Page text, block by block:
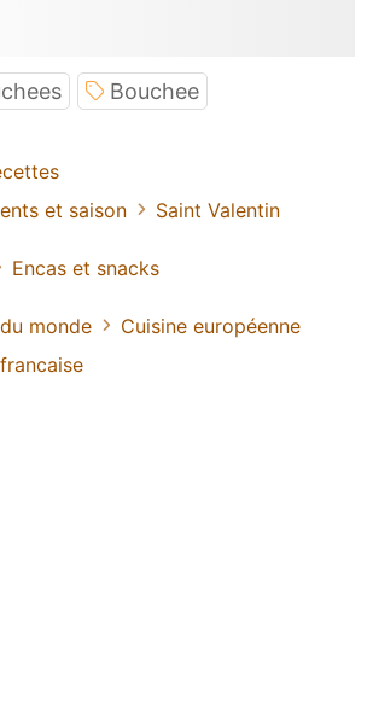
Bouchee
et saison
Saint Valentin
Encas et snacks
monde
Cuisine européenne